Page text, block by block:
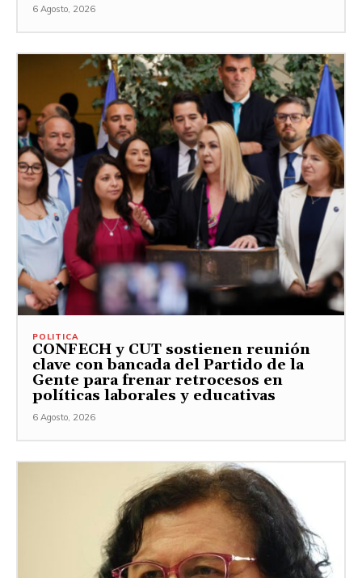
6 Agosto, 2026
POLITICA
CONFECH y CUT sostienen reunión
clave con bancada del Partido de la
Gente para frenar retrocesos en
políticas laborales y educativas
6 Agosto, 2026